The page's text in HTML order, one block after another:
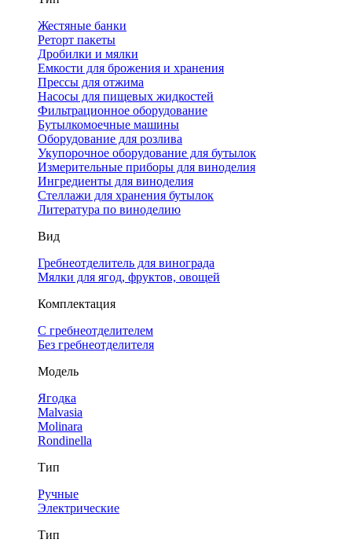
Жестяные банки
Реторт пакеты
Дробилки и мялки
Емкости для брожения и хранения
Прессы для отжима
Насосы для пищевых жидкостей
Фильтрационное оборудование
Бутылкомоечные машины
Оборудование для розлива
Укупорочное оборудование для бутылок
Измерительные приборы для виноделия
Ингредиенты для виноделия
Стеллажи для хранения бутылок
Литература по виноделию
Вид
Гребнеотделитель для винограда
Мялки для ягод, фруктов, овощей
Комплектация
С гребнеотделителем
Без гребнеотделителя
Модель
Ягодка
Malvasia
Molinara
Rondinella
Тип
Ручные
Электрические
Тип